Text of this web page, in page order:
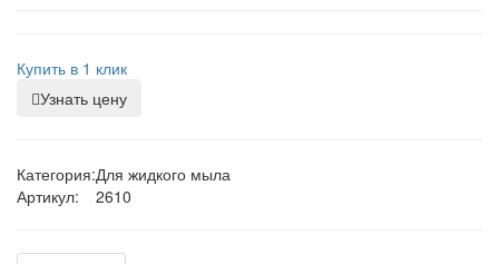
Купить в 1 клик
Узнать цену
Категория:Для жидкого мыла
Артикул:
2610